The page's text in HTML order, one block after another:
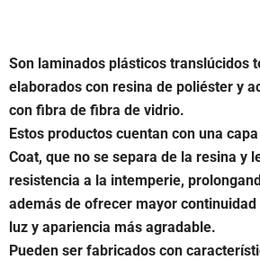
Son laminados plásticos translúcidos
elaborados con resina de poliéster y
con fibra de fibra de vidrio.
Estos productos cuentan con una
Coat, que no se separa de la resina y
resistencia a la intemperie,
además de ofrecer mayor
luz y apariencia más agradable.
Pueden ser fabricados con